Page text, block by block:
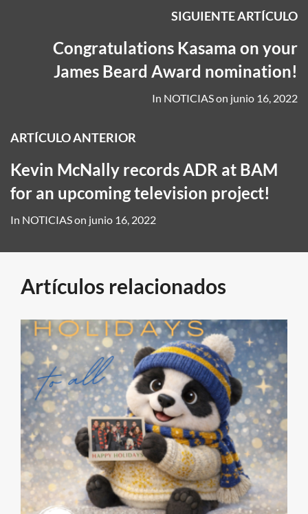
SIGUIENTE ARTÍCULO
Congratulations Kasama on your
James Beard Award nomination!
In NOTICIASon junio 16, 2022
ARTÍCULO ANTERIOR
Kevin McNally records ADR at BAM
for an upcoming television project!
In NOTICIASon junio 16, 2022
Artículos relacionados